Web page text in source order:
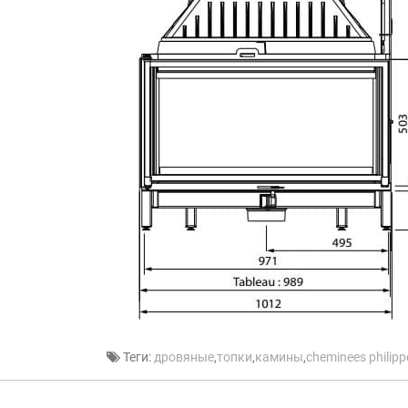
Теги: дровяные,топки,камины,cheminees